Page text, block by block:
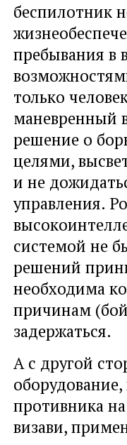
беспилотник
пребывания в
только
маневренный
решение о
целями,
и не
управления.
системой не
решений
необходима
причинам
задержаться.
А с другой
противника
визави,